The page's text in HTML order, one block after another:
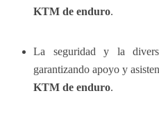
KTM de enduro.
La seguridad y la
garantizando apoyo y
KTM de enduro.